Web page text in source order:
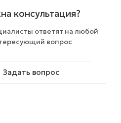
консультация?
ответят на любой
вопрос
Задать вопрос